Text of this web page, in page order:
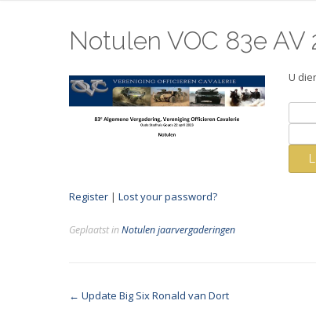
Notulen VOC 83e AV
U
Register | Lost your password?
Geplaatst inNotulen jaarvergaderingen
Berichtnavigatie
← Update Big Six Ronald van Dort